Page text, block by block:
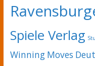
Spiele Verlag
Winning Moves